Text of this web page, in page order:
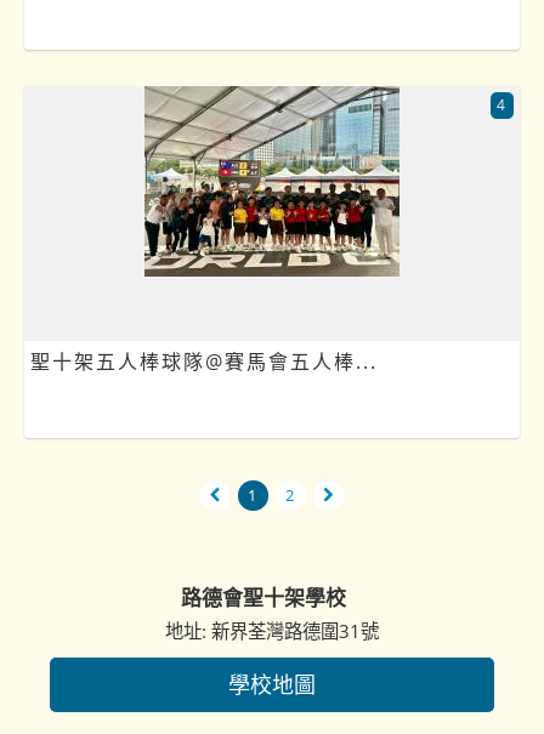
聖十架五人棒球隊@賽馬會五人棒...
4
1 2
路德會聖十架學校
地址: 新界荃灣路德圍31號
學校地圖